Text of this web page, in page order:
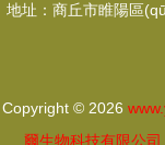
(lǐng)早收
飲
地址：商丘市睢陽區
Copyright © 2026
爾生物科技有限公司